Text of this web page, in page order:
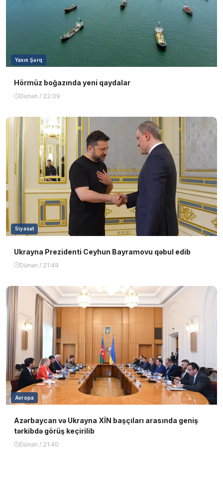
Yaxın Şərq
Hörmüz boğazında yeni qaydalar
Dünən / 22:09
Siyasət
Ukrayna Prezidenti Ceyhun Bayramovu qəbul edib
Dünən / 21:49
Avropa
Azərbaycan və Ukrayna XİN başçıları arasında geniş
tərkibdə görüş keçirilib
Dünən / 21:40